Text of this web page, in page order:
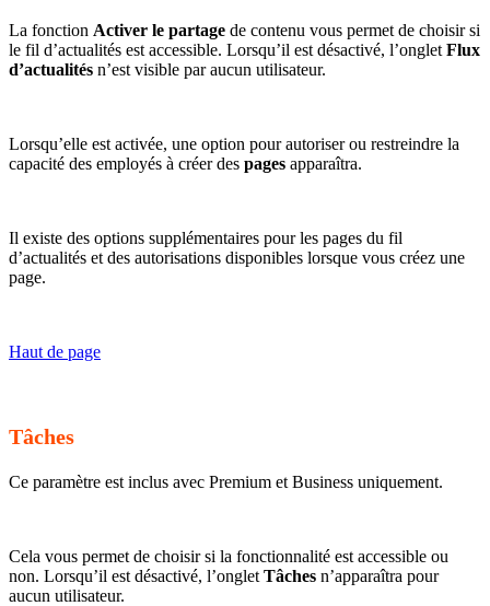
La fonction Activer le partage de contenu vous permet de choisir si
le fil d’actualités est accessible. Lorsqu’il est désactivé, l’onglet Flux
d’actualités n’est visible par aucun utilisateur.
Lorsqu’elle est activée, une option pour autoriser ou restreindre la
capacité des employés à créer des pages apparaîtra.
Il existe des options supplémentaires pour les pages du fil
d’actualités et des autorisations disponibles lorsque vous créez une
page.
Haut de page
Tâches
Ce paramètre est inclus avec Premium et Business uniquement.
Cela vous permet de choisir si la fonctionnalité est accessible ou
non. Lorsqu’il est désactivé, l’onglet Tâches n’apparaîtra pour
aucun utilisateur.